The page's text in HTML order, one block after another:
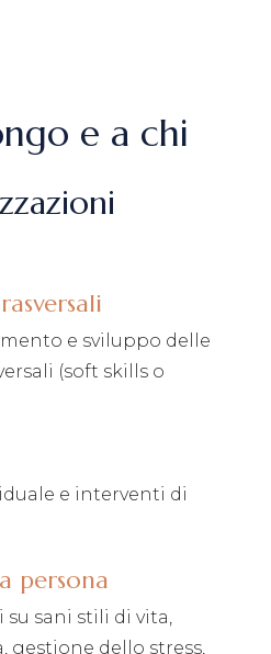
e a chi
e sviluppo delle
(soft skills o
e interventi di
persona
sani stili di vita,
gestione dello stress,